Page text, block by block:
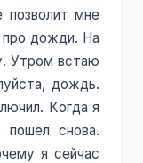
позволит мне
про дожди. На
Утром встаю
дождь.
Когда я
пошел снова.
я сейчас